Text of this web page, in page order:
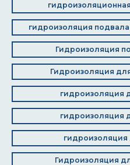
гидроизоляция подвала
Гидроизоляция
Гидроизоляция
гидроизоляция
гидроизоляция
гидроизоляция
Гидроизоляция